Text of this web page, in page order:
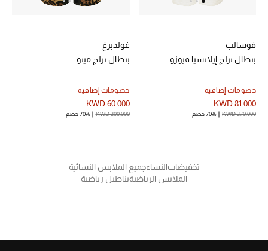
مستلزمات المنزل
النساء
فوسالب
بنطال تزلج إيلانسيا فيوزو
خصومات إضافية
KWD 81.000
KWD 270.000 70% خصم
غولدبرغ
بنطال تزلج مينو
خصومات إضافية
KWD 60.000
KWD 200.000 70% خصم
تخفيضاتالنساءجميع الملابس النسائية
الملابس الرياضيةبناطيل رياضية